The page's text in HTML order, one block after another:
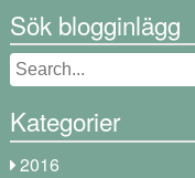
Sök blogginlägg
Kategorier
2016